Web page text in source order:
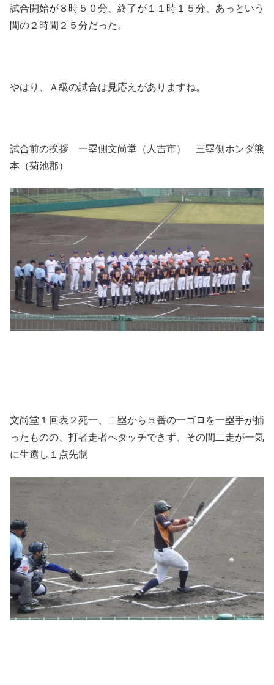
試合開始が８時５０分、終了が１１時１５分、あっという
間の２時間２５分だった。
やはり、Ａ級の試合は見応えがありますね。
試合前の挨拶 一塁側文尚堂（人吉市） 三塁側ホンダ熊
本（菊池郡）
文尚堂１回表２死一、二塁から５番の一ゴロを一塁手が捕
ったものの、打者走者へタッチできず、その間二走が一気
に生還し１点先制